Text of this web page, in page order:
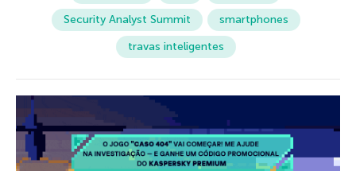
Security Analyst Summit
smartphones
travas inteligentes